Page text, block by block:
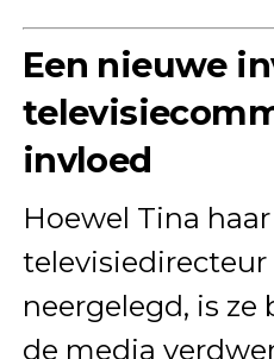
Een nieuwe
invloed
Hoewel Tina
neergelegd, is
de media